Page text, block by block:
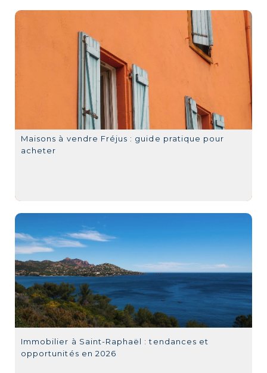
Maisons à vendre Fréjus : guide pratique pour
acheter
Immobilier à Saint-Raphaël : tendances et
opportunités en 2026